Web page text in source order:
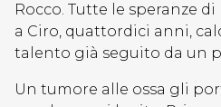
Rocco. Tutte le speranze
a Ciro, quattordici anni,
talento già seguito da un
Un tumore alle ossa gli